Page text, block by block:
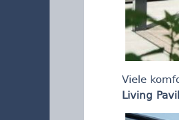
Viele
Living